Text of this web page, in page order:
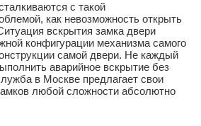
с такой
как невозможность открыть
вскрытия замка двери
конфигурации механизма самого
самой двери. Не каждый
аварийное вскрытие без
в Москве предлагает свои
любой сложности абсолютно